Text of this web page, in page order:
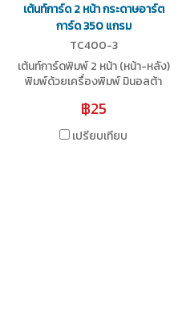
เต้นท์การ์ด 2 หน้า กระดาษอาร์ต
การ์ด 350 แกรม
TC400-3
เต้นท์การ์ดพิมพ์ 2 หน้า (หน้า-หลัง)
พิมพ์ด้วยเครื่องพิมพ์ มินอลต้า
การ์ด 350 แกรม เคลือบยูวี
฿25
เปรียบเทียบ